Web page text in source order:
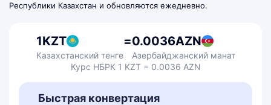
Республики Казахстан и обновляются ежедневно.
1KZT
Казахстанский тенге
=0.0036AZN
Азербайджанский манат
Курс НБРК 1 KZT = 0.0036 AZN
Быстрая конвертация